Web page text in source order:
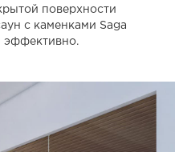
поверхности
с каменками Saga
эффективно.